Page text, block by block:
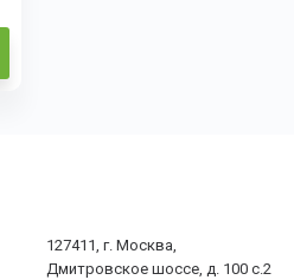
127411, г. Москва,
Дмитровское шоссе, д. 100 с.2